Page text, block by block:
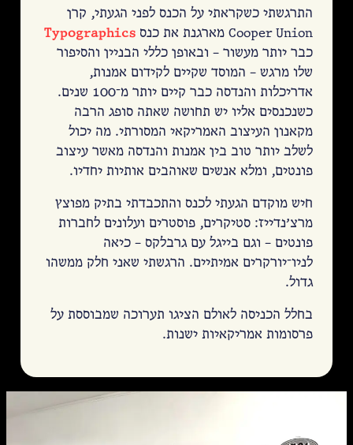
התרגשתי כשקראתי על הכנס לפני הגעתי, קרן
Cooper Union מארגנת את כנס
Typographics
כבר יותר מעשור – ובאופן כללי הבניין והסיפור
שלו מרגש – המוסד שקיים לקידום אמנות,
אדריכלות והנדסה כבר קיים יותר מ־100 שנים.
כשנכנסים אליו יש תחושה שאתה סופג הרבה
מקאנון העיצוב האמריקאי המסורתי. מה יכול
לשלב יותר טוב בין אמנות והנדסה מאשר עיצוב
פונטים, ומלא אנשים שאוהבים אותיות יחדיו.
חיש מוקדם הגעתי לכנס והתכבדתי בתיק מפוצץ
מרצ׳נדייז: סטיקרים, פוסטרים ועלונים לחברות
פונטים – וגם בייגל עם גרבלקס – כיאה
לניו־יורקרים אמיתיים. הרגשתי שאני חלק ממשהו
גדול.
בחלל הכניסה לאולם הציגו תערוכה שמבוססת על
פרסומות אמריקאיות ישנות.